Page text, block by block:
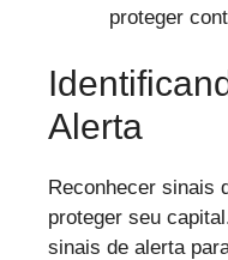
proteger
Alerta
Reconhecer sinais
proteger seu
sinais de alerta